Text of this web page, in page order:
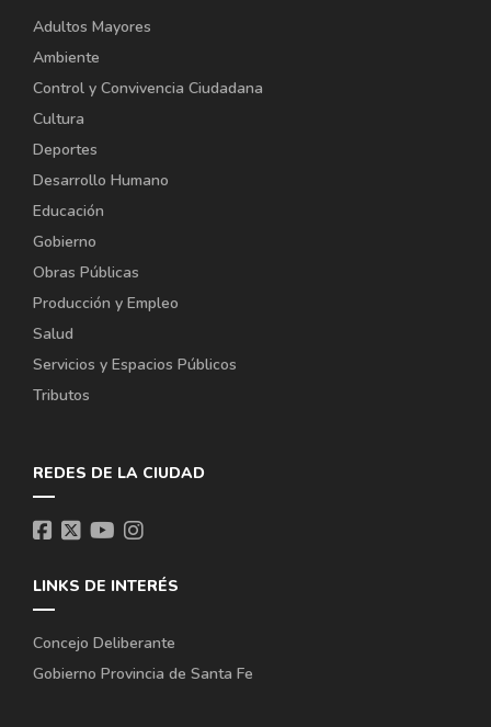
Adultos Mayores
Ambiente
Control y Convivencia Ciudadana
Cultura
Deportes
Desarrollo Humano
Educación
Gobierno
Obras Públicas
Producción y Empleo
Salud
Servicios y Espacios Públicos
Tributos
REDES DE LA CIUDAD
LINKS DE INTERÉS
Concejo Deliberante
Gobierno Provincia de Santa Fe